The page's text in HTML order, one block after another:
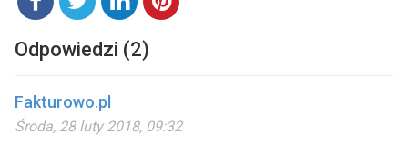
Odpowiedzi (2)
Fakturowo.pl
Środa, 28 luty 2018, 09:32